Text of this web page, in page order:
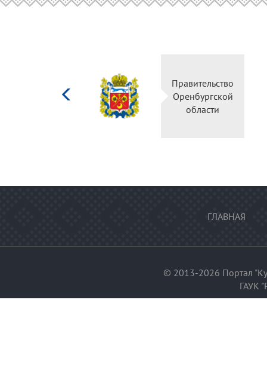
Правительство
Оренбургской
области
ГЛАВНАЯ
© 2013-2026 Портал
ГАУК